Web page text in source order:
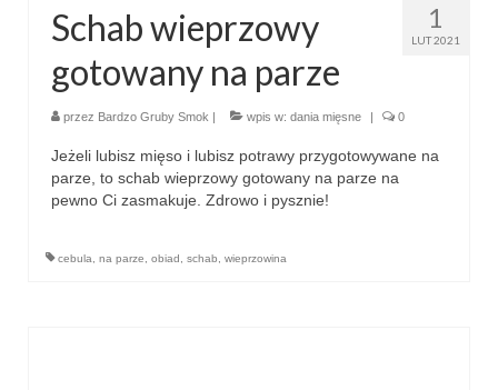
1
LUT 2021
Schab wieprzowy
gotowany na parze
przez Bardzo Gruby Smok | wpis w: dania mięsne | 0
Jeżeli lubisz mięso i lubisz potrawy przygotowywane na
parze, to schab wieprzowy gotowany na parze na
pewno Ci zasmakuje. Zdrowo i pysznie!
cebula na parze obiad schab wieprzowina